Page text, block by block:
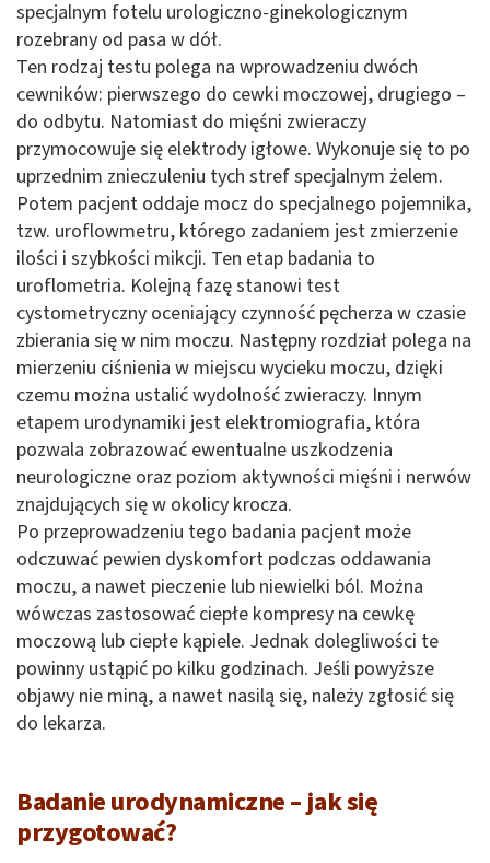
specjalnym fotelu urologiczno-ginekologicznym
rozebrany od pasa w dół.
Ten rodzaj testu polega na wprowadzeniu dwóch
cewników: pierwszego do cewki moczowej, drugiego –
do odbytu. Natomiast do mięśni zwieraczy
przymocowuje się elektrody igłowe. Wykonuje się to po
uprzednim znieczuleniu tych stref specjalnym żelem.
Potem pacjent oddaje mocz do specjalnego pojemnika,
tzw. uroflowmetru, którego zadaniem jest zmierzenie
ilości i szybkości mikcji. Ten etap badania to
uroflometria. Kolejną fazę stanowi test
cystometryczny oceniający czynność pęcherza w czasie
zbierania się w nim moczu. Następny rozdział polega na
mierzeniu ciśnienia w miejscu wycieku moczu, dzięki
czemu można ustalić wydolność zwieraczy. Innym
etapem urodynamiki jest elektromiografia, która
pozwala zobrazować ewentualne uszkodzenia
neurologiczne oraz poziom aktywności mięśni i nerwów
znajdujących się w okolicy krocza.
Po przeprowadzeniu tego badania pacjent może
odczuwać pewien dyskomfort podczas oddawania
moczu, a nawet pieczenie lub niewielki ból. Można
wówczas zastosować ciepłe kompresy na cewkę
moczową lub ciepłe kąpiele. Jednak dolegliwości te
powinny ustąpić po kilku godzinach. Jeśli powyższe
objawy nie miną, a nawet nasilą się, należy zgłosić się
do lekarza.
Badanie urodynamiczne – jak się
przygotować?